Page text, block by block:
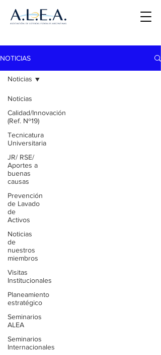
NOTICIAS
Noticias
Calidad/Innovación
(Ref. Nº19)
Tecnicatura
Universitaria
JR/ RSE/
Aportes a
buenas
causas
Prevención
de Lavado
de
Activos
Noticias
de
nuestros
miembros
Visitas
Institucionales
Planeamiento
estratégico
Seminarios
ALEA
Seminarios
Internacionales
Noticias